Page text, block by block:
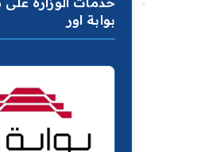
بوابة اور